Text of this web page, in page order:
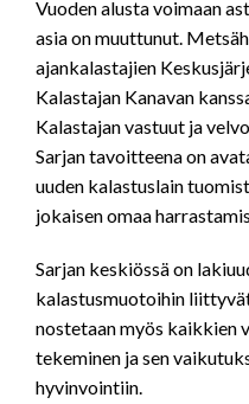
Vuoden alusta voimaan
asia on muuttunut.
ajankalastajien
Kalastajan Kanavan
Kalastajan vastuut ja
Sarjan tavoitteena on
uuden kalastuslain
jokaisen omaa
Sarjan keskiössä on
kalastusmuotoihin
nostetaan myös kaikkien
tekeminen ja sen
hyvinvointiin.